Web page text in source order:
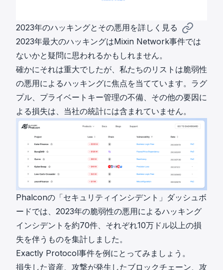
2023年のハッキングとその悪用を詳しく見る
2023年最大のハッキングはMixin Network事件では
ないかと疑問に思われるかもしれません。
確かにそれは重大でしたが、私たちのリストは脆弱性
の悪用によるハッキングに焦点を当てています。ラグ
プル、プライベートキー管理の不備、その他の要因に
よる損失は、当社の統計には含まれていません。
Phalconの「セキュリティインシデント」ダッシュボ
ードでは、2023年の脆弱性の悪用によるハッキング
インシデントを約70件、それぞれ10万ドル以上の損
失を伴うものを集計しました。
Exactly Protocol事件を例にとってみましょう。
損失した資産、攻撃が発生したブロックチェーン、攻